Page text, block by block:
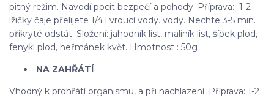
pitný režim. Navodí pocit bezpečí a pohody. Příprava: 1-2
lžičky čaje přelijete 1/4 l vroucí vody. vody. Nechte 3-5 min.
přikryté odstát. Složení: jahodník list, maliník list, šípek plod,
fenykl plod, heřmánek květ. Hmotnost : 50g
NA ZAHŘÁTÍ
Vhodný k prohřátí organismu, a při nachlazení. Příprava: 1-2